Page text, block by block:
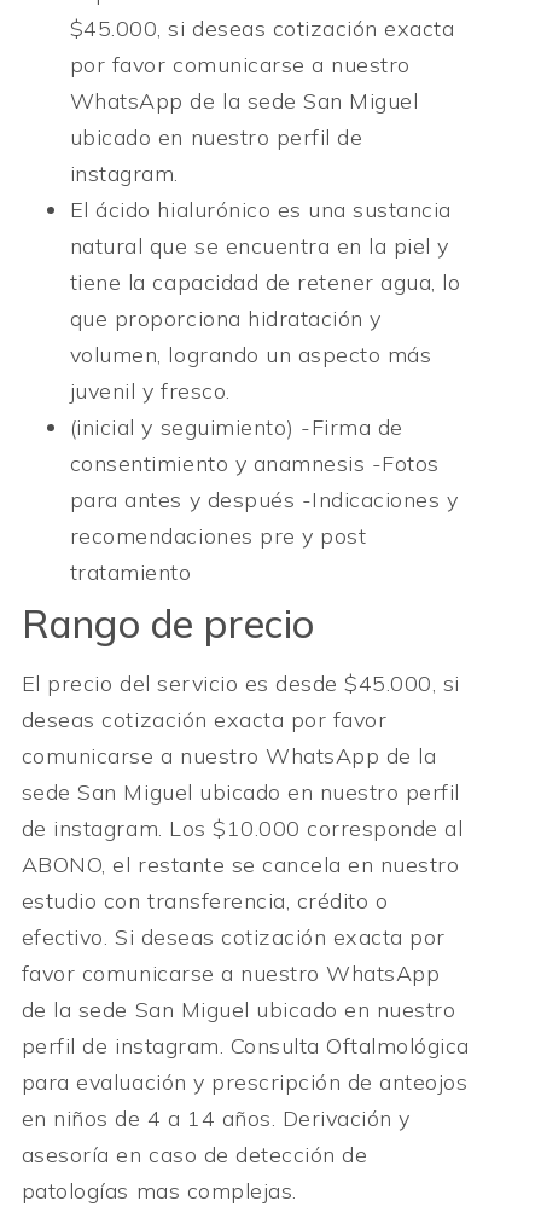
$45.000, si deseas cotización exacta
por favor comunicarse a nuestro
WhatsApp de la sede San Miguel
ubicado en nuestro perfil de
instagram.
El ácido hialurónico es una sustancia
natural que se encuentra en la piel y
tiene la capacidad de retener agua, lo
que proporciona hidratación y
volumen, logrando un aspecto más
juvenil y fresco.
(inicial y seguimiento) -Firma de
consentimiento y anamnesis -Fotos
para antes y después -Indicaciones y
recomendaciones pre y post
tratamiento
Rango de precio
El precio del servicio es desde $45.000, si
deseas cotización exacta por favor
comunicarse a nuestro WhatsApp de la
sede San Miguel ubicado en nuestro perfil
de instagram. Los $10.000 corresponde al
ABONO, el restante se cancela en nuestro
estudio con transferencia, crédito o
efectivo. Si deseas cotización exacta por
favor comunicarse a nuestro WhatsApp
de la sede San Miguel ubicado en nuestro
perfil de instagram. Consulta Oftalmológica
para evaluación y prescripción de anteojos
en niños de 4 a 14 años. Derivación y
asesoría en caso de detección de
patologías mas complejas.